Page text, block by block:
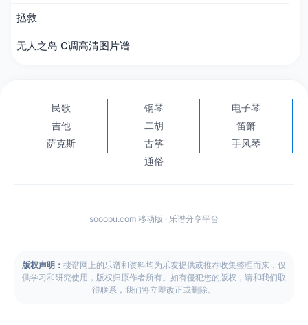
拯救
无人之岛 C调高清图片谱
民歌 钢琴
电子琴
吉他
二胡
笛箫
萨克斯
古筝
手风琴
通俗
sooopu.com 移动版 · 乐谱分享平台
版权声明： 搜谱网上的乐谱和资料均为乐友提供或推荐收集整理而来，仅
供学习和研究使用，版权归原作者所有。如有侵犯您的版权，请和我们取
得联系，我们将立即改正或删除。